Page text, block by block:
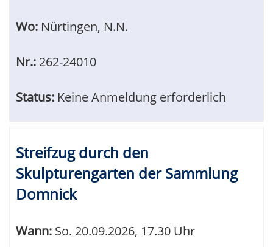
Wo: Nürtingen, N.N.
Nr.: 262-24010
Status: Keine Anmeldung erforderlich
Streifzug durch den
Skulpturengarten der Sammlung
Domnick
Wann: So. 20.09.2026, 17.30 Uhr